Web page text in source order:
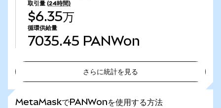
取引量 (24時間)
$6.35万
循環供給量
7035.45 PANWon
さらに統計を見る
MetaMaskでPANWonを使用する方法